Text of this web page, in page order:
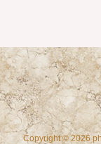
Copyright © 2026